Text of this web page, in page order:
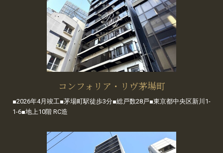
コンフォリア・リヴ茅場町
■2026年4月竣工■茅場町駅徒歩3分■総戸数28戸■東京都中央区新川1-
1-6■地上10階 RC造